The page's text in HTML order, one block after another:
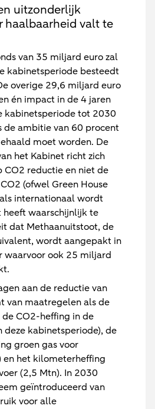
uitzonderlijk
haalbaarheid valt te
van 35 miljard euro zal
kabinetsperiode besteedt
overige 29,6 miljard euro
én impact in de 4 jaren
kabinetsperiode tot 2030
de ambitie van 60 procent
moet worden. De
het Kabinet richt zich
CO2 reductie en niet de
(ofwel Green House
internationaal wordt
heeft waarschijnlijk te
dat Methaanuitstoot, de
wordt aangepakt in
waarvoor ook 25 miljard
aan de reductie van
van maatregelen als de
CO2-heffing in de
deze kabinetsperiode), de
groen gas voor
en het kilometerheffing
(2,5 Mtn). In 2030
geïntroduceerd van
voor alle